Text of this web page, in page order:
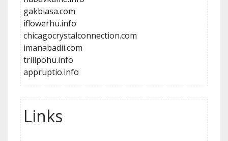
gakbiasa.com
iflowerhu.info
chicagocrystalconnection.com
imanabadii.com
trilipohu.info
appruptio.info
Links